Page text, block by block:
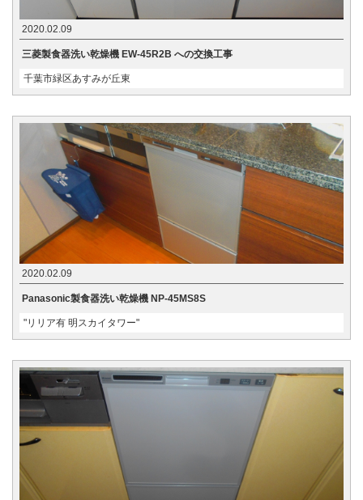
2020.02.09
三菱製食器洗い乾燥機 EW-45R2B への交換工事
千葉市緑区あすみが丘東
2020.02.09
Panasonic製食器洗い乾燥機 NP-45MS8S
"リリア有 明スカイタワー"